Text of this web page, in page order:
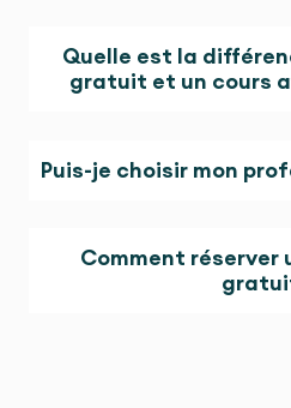
Quelle est la
gratuit et un cours
Puis-je choisir mon
Comment réserver